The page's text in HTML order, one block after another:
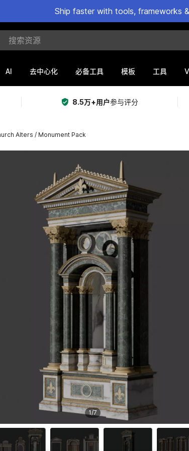
Ship faster with tools,
源
AI 去中心化 必备工具 模板 工具
8.5万+用户参与评分
Alters / Monument Pack
1/7